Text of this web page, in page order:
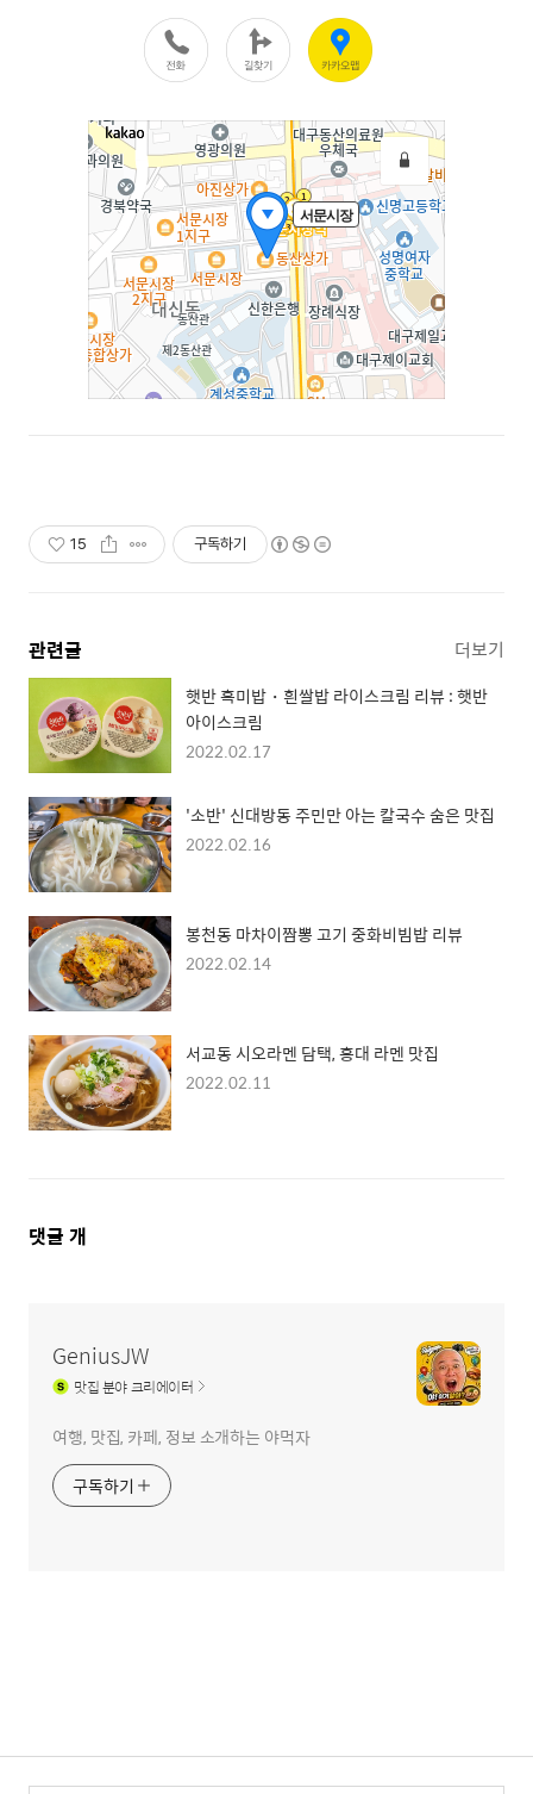
15 구독하기
관련글 더보기
햇반 흑미밥・흰쌀밥 라이스크림 리뷰 : 햇반
아이스크림
2022.02.17
'소반' 신대방동 주민만 아는 칼국수 숨은 맛집
2022.02.16
봉천동 마차이짬뽕 고기 중화비빔밥 리뷰
2022.02.14
서교동 시오라멘 담택, 홍대 라멘 맛집
2022.02.11
댓
댓글 개
GeniusJW
맛집분야 크리에이터
여행, 맛집, 카페, 정보 소개하는 야먹자
구독하기